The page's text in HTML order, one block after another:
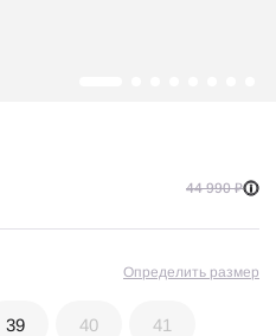
44 990 ₽
Определить размер
39 40 41